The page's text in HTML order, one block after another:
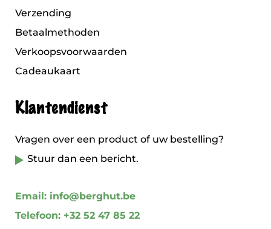
Verzending
Betaalmethoden
Verkoopsvoorwaarden
Cadeaukaart
Klantendienst
Vragen over een product of uw bestelling?
Stuur dan een bericht.
Email: info@berghut.be
Telefoon: +32 52 47 85 22